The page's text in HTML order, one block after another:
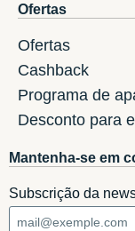
Ofertas
Ofertas
Cashback
Programa de
Desconto para
Mantenha-se em
Subscrição da